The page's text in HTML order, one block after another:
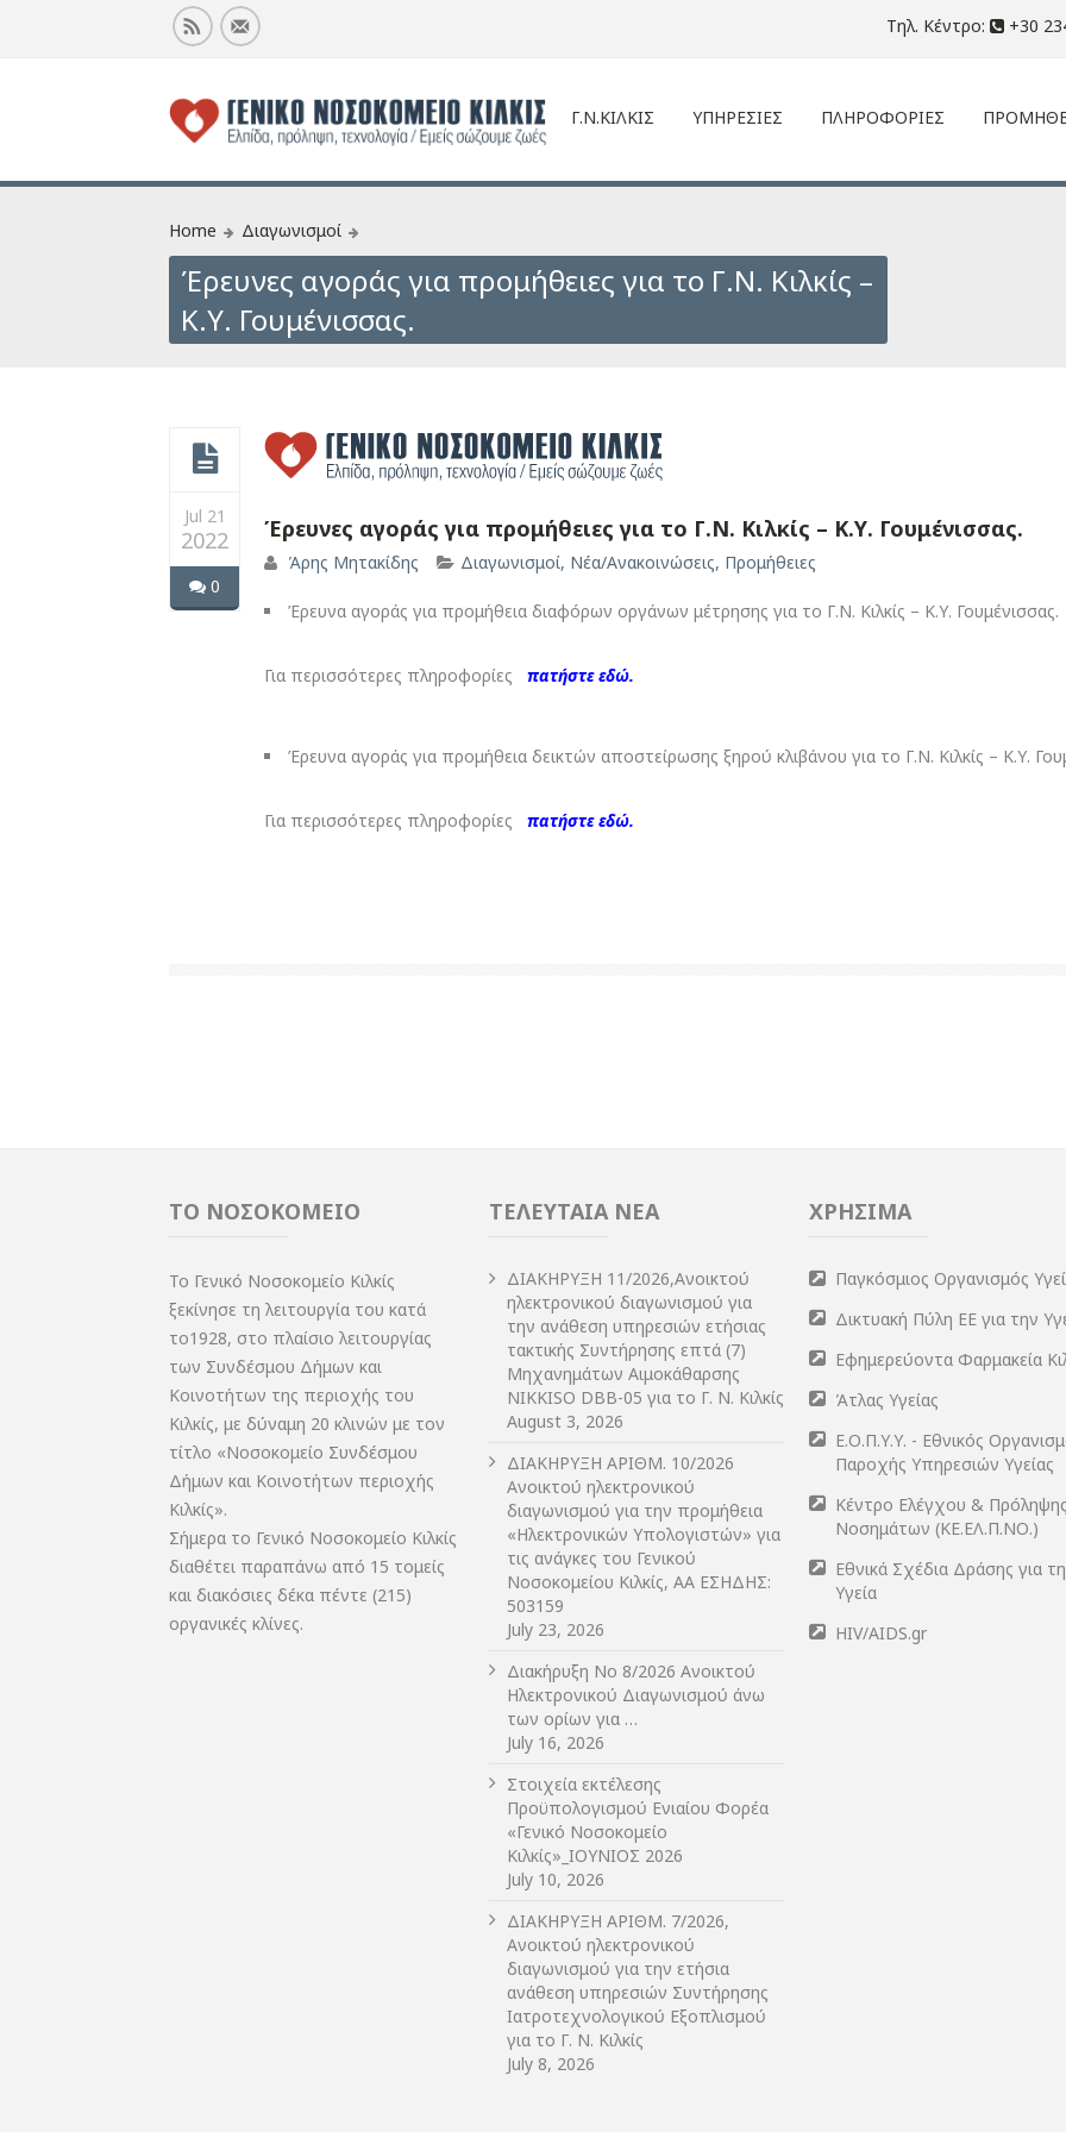
Τηλ. Κέντρο: +30
Γ.Ν.ΚΙΛΚΙΣ ΥΠΗΡΕΣΙΕΣ ΠΛΗΡΟΦΟΡΙΕΣ
Home Διαγωνισμοί
Έρευνες αγοράς για προμήθειες για το Γ.Ν. Κιλκίς –
Κ.Υ. Γουμένισσας.
Jul 21
2022
0
Έρευνες αγοράς για προμήθειες για το Γ.Ν. Κιλκίς – Κ.Υ. Γουμένισσας.
Άρης Μητακίδης Διαγωνισμοί, Νέα/Ανακοινώσεις, Προμήθειες
Έρευνα αγοράς για προμήθεια διαφόρων οργάνων μέτρησης για το Γ.Ν. Κιλκίς – Κ.Υ. Γουμένισσας.
Για περισσότερες πληροφορίες πατήστε εδώ.
Έρευνα αγοράς για προμήθεια δεικτών αποστείρωσης ξηρού κλιβάνου για το Γ.Ν. Κιλκίς – Κ.Υ.
Για περισσότερες πληροφορίες πατήστε εδώ.
ΤΟ ΝΟΣΟΚΟΜΕΙΟ
Το Γενικό Νοσοκομείο Κιλκίς
ξεκίνησε τη λειτουργία του κατά
το1928, στο πλαίσιο λειτουργίας
των Συνδέσμου Δήμων και
Κοινοτήτων της περιοχής του
Κιλκίς, με δύναμη 20 κλινών με τον
τίτλο «Νοσοκομείο Συνδέσμου
Δήμων και Κοινοτήτων περιοχής
Κιλκίς».
Σήμερα το Γενικό Νοσοκομείο Κιλκίς
διαθέτει παραπάνω από 15 τομείς
και διακόσιες δέκα πέντε (215)
οργανικές κλίνες.
ΤΕΛΕΥΤΑΙΑ ΝΕΑ
ΔIΑΚΗΡΥΞΗ 11/2026,Ανοικτού
ηλεκτρονικού διαγωνισμού για
την ανάθεση υπηρεσιών ετήσιας
τακτικής Συντήρησης επτά (7)
Μηχανημάτων Αιμοκάθαρσης
NIKKISO DBB-05 για το Γ. Ν. Κιλκίς
August 3, 2026
ΔIΑΚΗΡΥΞΗ ΑΡIΘΜ. 10/2026
Ανοικτού ηλεκτρονικού
διαγωνισμού για την προμήθεια
«Ηλεκτρονικών Υπολογιστών» για
τις ανάγκες του Γενικού
Νοσοκομείου Κιλκίς, ΑΑ ΕΣΗΔΗΣ:
503159
July 23, 2026
Διακήρυξη Νο 8/2026 Ανοικτού
Ηλεκτρονικού Διαγωνισμού άνω
των ορίων για …
July 16, 2026
Στοιχεία εκτέλεσης
Προϋπολογισμού Ενιαίου Φορέα
«Γενικό Νοσοκομείο
Κιλκίς»_ΙΟΥΝΙΟΣ 2026
July 10, 2026
ΔIΑΚΗΡΥΞΗ ΑΡIΘΜ. 7/2026,
Ανοικτού ηλεκτρονικού
διαγωνισμού για την ετήσια
ανάθεση υπηρεσιών Συντήρησης
Ιατροτεχνολογικού Εξοπλισμού
για το Γ. Ν. Κιλκίς
July 8, 2026
ΧΡΗΣΙΜΑ
Παγκόσμιος Οργανισμός
Δικτυακή Πύλη ΕΕ για την
Εφημερεύοντα Φαρμακεία
Άτλας Υγείας
Ε.Ο.Π.Υ.Υ. - Εθνικός
Παροχής Υπηρεσιών Υγείας
Κέντρο Ελέγχου & Πρόληψης
Νοσημάτων (ΚΕ.ΕΛ.Π.ΝΟ.)
Εθνικά Σχέδια Δράσης για
Υγεία
HIV/AIDS.gr